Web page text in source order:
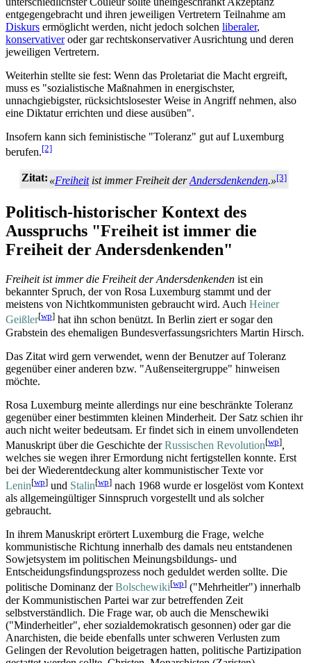
entgegen­gebracht und ihren jeweiligen Vertretern Teilnahme am
Diskurs ermöglicht werden, nicht jedoch solchen liberaler,
konservativeroder gar rechts­konservativer Ausrichtung und deren
jeweiligen Vertretern.
Weiterhin stellte sie fest: Wenn das Proletariat die Macht ergreift,
muss es "sozialistische Maßnahmen in energischster,
unnachgiebigster, rücksichts­losester Weise in Angriff nehmen, also
eine Diktatur errichten und diese ausüben".
Insofern kann sich feministische "Toleranz" gut auf Luxemburg
berufen.[2]
Zitat: «Freiheitist immer Freiheit derAndersdenkenden.»[3]
Politisch-historischer Kontext des
Ausspruchs "Freiheit ist immer die
Freiheit der Andersdenkenden"
Freiheit ist immer die Freiheit der Andersdenkenden ist ein
bekannter Spruch, der von Rosa Luxemburg stammt und der
meistens von Nicht­kommunisten gebraucht wird. Auch Heiner
Geißler[wp] hat ihn schon benützt. In Berlin ziert er sogar den
Grabstein des ehemaligen Bundes­verfassungs­richters Martin Hirsch.
Das Zitat wird gern verwendet, wenn der Benutzer auf Toleranz
gegenüber einer anderen bzw. "Außen­seiter­gruppe" hinweisen
möchte.
Rosa Luxemburg meinte allerdings nur eine beschränkte Toleranz
gegenüber einer bestimmten kleinen Minderheit. Der Satz schien ihr
auch nicht weiter bedeutsam. Er findet sich in einem unvollendeten
Manuskript über die Geschichte derRussischen Revolution[wp],
welches sie wegen ihrer Ermordung nicht fertigstellen konnte. Erst
bei der Wieder­entdeckung alter kommunistischer Texte vor
Lenin[wp] und Stalin[wp] nach 1968 wurde er losgelöst vom Kontext
als allgemein­gültiger Sinnspruch vorgestellt und als solcher
gebraucht.
In ihrem Manuskript erörtert Luxemburg die Frage, welche
kommunistische Richtung innerhalb des damals neu entstandenen
Sowjetsystem im politischen Meinungs­bildungs- und
Entscheidungs­findungs­prozess noch geduldet werden sollte. Die
politische Dominanz derBolschewiki[wp] ("Mehrheitler") innerhalb
der Kommunistischen Partei war zur betreffenden Zeit
selbstverständlich. Die Frage war, ob auch die Menschewiki
("Minderheitler", eher sozial­demokratisch gesonnen) oder gar die
Anarchisten, die beide ebenfalls unter schweren Verlusten zum
Gelingen der Revolution beigetragen hatten, politische Partizipation